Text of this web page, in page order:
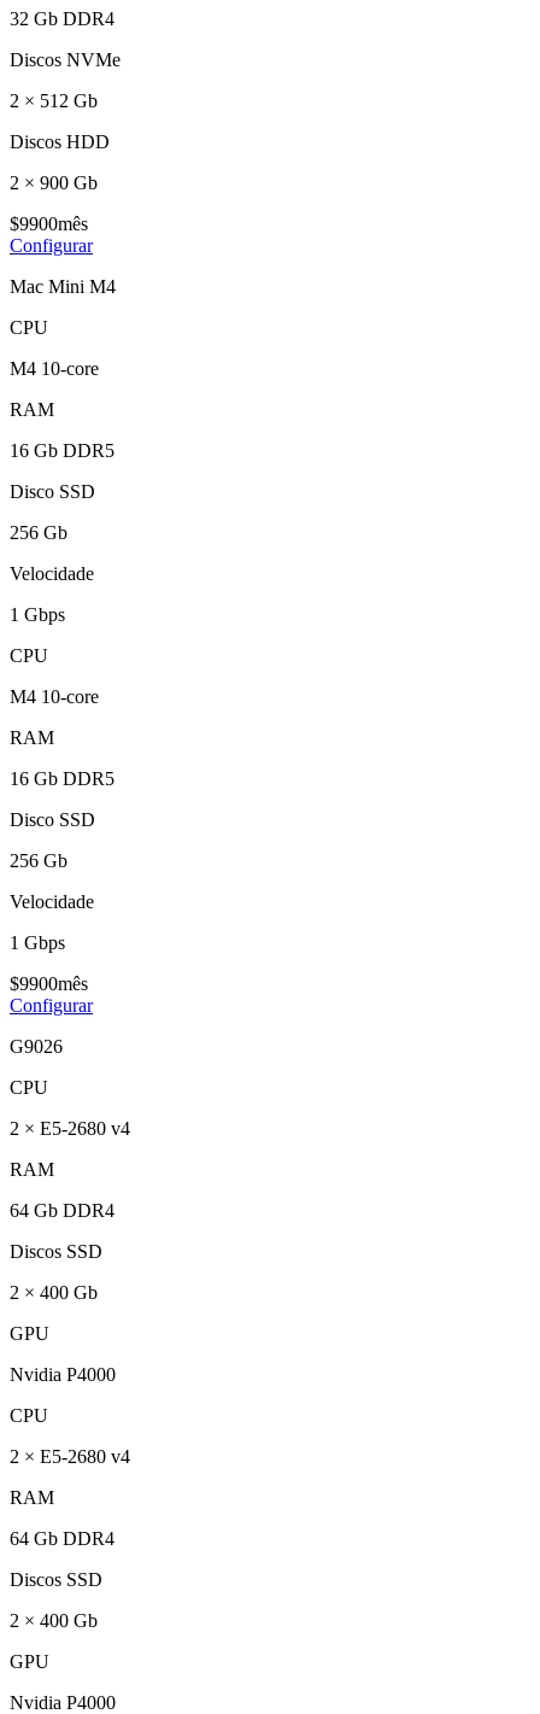
32 Gb DDR4
Discos NVMe
2 × 512 Gb
Discos HDD
2 × 900 Gb
$9900mês
Configurar
Mac Mini M4
CPU
M4 10-core
RAM
16 Gb DDR5
Disco SSD
256 Gb
Velocidade
1 Gbps
CPU
M4 10-core
RAM
16 Gb DDR5
Disco SSD
256 Gb
Velocidade
1 Gbps
$9900mês
Configurar
G9026
CPU
2 × E5-2680 v4
RAM
64 Gb DDR4
Discos SSD
2 × 400 Gb
GPU
Nvidia P4000
CPU
2 × E5-2680 v4
RAM
64 Gb DDR4
Discos SSD
2 × 400 Gb
GPU
Nvidia P4000